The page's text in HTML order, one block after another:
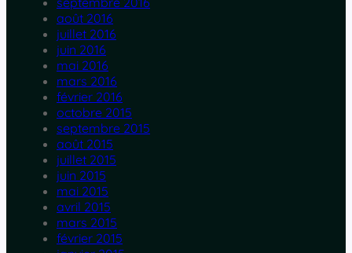
août 2016
juillet 2016
juin 2016
mai 2016
mars 2016
février 2016
octobre 2015
septembre 2015
août 2015
juillet 2015
juin 2015
mai 2015
avril 2015
mars 2015
février 2015